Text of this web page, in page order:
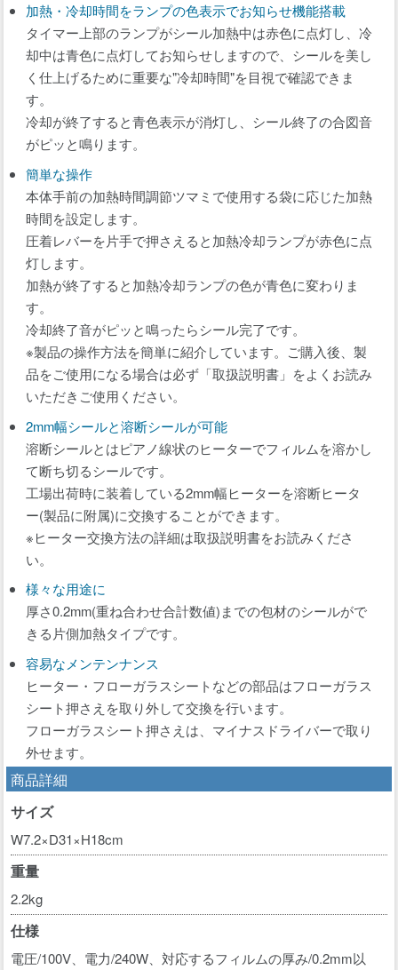
加熱・冷却時間をランプの色表示でお知らせ機能搭載
タイマー上部のランプがシール加熱中は赤色に点灯し、冷
却中は青色に点灯してお知らせしますので、シールを美し
く仕上げるために重要な"冷却時間"を目視で確認できま
す。
冷却が終了すると青色表示が消灯し、シール終了の合図音
がピッと鳴ります。
簡単な操作
本体手前の加熱時間調節ツマミで使用する袋に応じた加熱
時間を設定します。
圧着レバーを片手で押さえると加熱冷却ランプが赤色に点
灯します。
加熱が終了すると加熱冷却ランプの色が青色に変わりま
す。
冷却終了音がピッと鳴ったらシール完了です。
※製品の操作方法を簡単に紹介しています。ご購入後、製
品をご使用になる場合は必ず「取扱説明書」をよくお読み
いただきご使用ください。
2mm幅シールと溶断シールが可能
溶断シールとはピアノ線状のヒーターでフィルムを溶かし
て断ち切るシールです。
工場出荷時に装着している2mm幅ヒーターを溶断ヒータ
ー(製品に附属)に交換することができます。
※ヒーター交換方法の詳細は取扱説明書をお読みくださ
い。
様々な用途に
厚さ0.2mm(重ね合わせ合計数値)までの包材のシールがで
きる片側加熱タイプです。
容易なメンテンナンス
ヒーター・フローガラスシートなどの部品はフローガラス
シート押さえを取り外して交換を行います。
フローガラスシート押さえは、マイナスドライバーで取り
外せます。
商品詳細
サイズ
W7.2×D31×H18cm
重量
2.2kg
仕様
電圧/100V、電力/240W、対応するフィルムの厚み/0.2mm以